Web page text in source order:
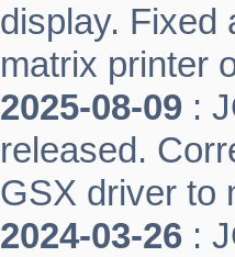
display. Fixed
matrix printer
2025-08-09 :
released.
GSX driver to
2024-03-26 :